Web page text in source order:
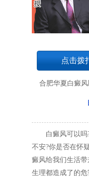
点击拨
合肥华夏白癜风
白癜风可以吗?
不安?你是否在怀
癜风给我们生活
生理都造成了的